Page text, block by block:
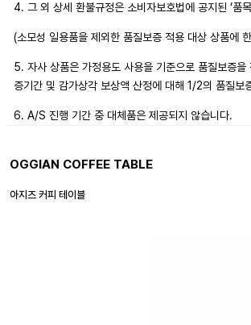
4. 그 외 상세 환불규정은 소비자보호법에 공지된 ‘품
(소모성 일용품을 제외한 품질보증 적용 대상 상품에
5. 자사 상품은 가정용도 사용을 기준으로 품질보증
증기간 및 감가상각 보상액 산정에 대해 1/2의 품질보
6. A/S 진행 기간 중 대체품은 제공되지 않습니다.
OGGIAN COFFEE TABLE
아지즈 커피 테이블